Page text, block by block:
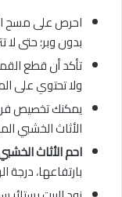
احرص على مسح
بدون وبر؛ حتى
تأكد أن قطع
ولا تحتوي على
يمكنك تخصيص
الأثاث الخشبي
احم الأثاث
بارتفاعها، درجة